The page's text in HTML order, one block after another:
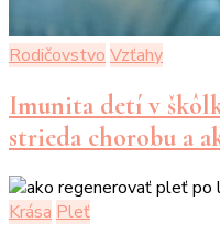
Rodičovstvo Vzťahy
Imunita detí v
strieda chorobu a
Krása Pleť